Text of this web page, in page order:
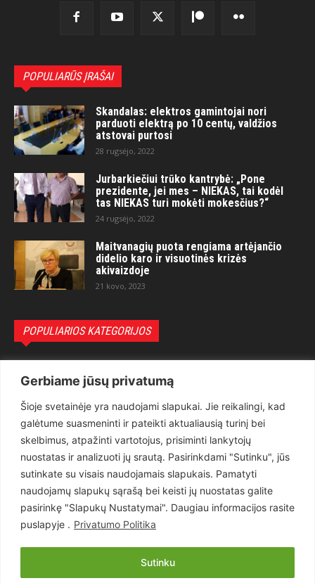
Gerbiame jūsų privatumą
Šioje svetainėje yra naudojami slapukai. Jie reikalingi, kad
galėtume suasmeninti ir pateikti aktualiausią turinį bei
skelbimus, atpažinti vartotojus, prisiminti lankytojų
nuostatas ir analizuoti jų srautą. Pasirinkdami "Sutinku", jūs
sutinkate su visais naudojamais slapukais. Pamatyti
naudojamų slapukų sąrašą bei keisti jų nuostatas galite
pasirinkę "Slapukų Nustatymai". Daugiau informacijos rasite
puslapyje . Privatumo Politika
Sutinku
POPULIARŪS ĮRAŠAI
Skandalas: elektros gamintojai nori
parduoti elektrą po 10 centų, valdžios
atstovai purtosi
28 rugsėjo, 2022
Jurbarkiečiui trūko kantrybė: „Pone
prezidente, jei mes – NIEKAS, tai kodėl
tas NIEKAS turi mokėti mokesčius?“
24 rugsėjo, 2022
Maitvanagių puota rengiama artėjančio
didelio karo ir visuotinės krizės
akivaizdoje
21 kovo, 2023
POPULIARIOS KATEGORIJOS
Teisėsauga
1497
Aktualu
Lietuva
619
Pasaulis
Статьи на русском
Articles in english